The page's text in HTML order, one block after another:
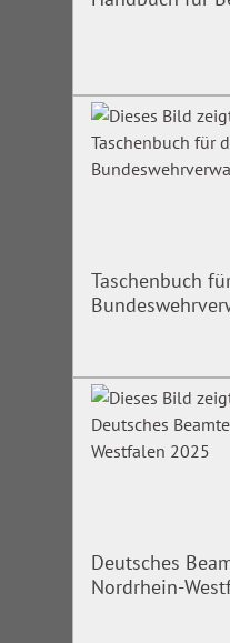
Taschenbuch
Deutsches
Nordrhein-